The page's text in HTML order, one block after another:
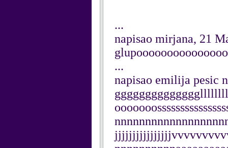
...
napisao mirjana, 21
...
napisao emilija pesic